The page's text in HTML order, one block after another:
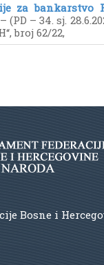
za bankarstvo
(PD – 34. sj.
broj 62/22,
Bosne i